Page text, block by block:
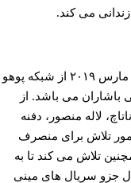
می کند.
از برترین سریال های ترکی می توان به سریال عمق اشاره کرد که این سریال در تاریخ ۳۰ مارس ۲۰۱۹ از شبکه پوهو
باشاران می باشد. از
لاله منصور، دفنه
تلاش برای منصرف
تلاش می‌ کند تا به
جزو سریال های مینی